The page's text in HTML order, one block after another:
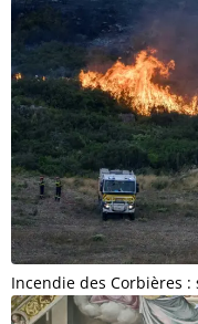
Incendie des Corbières